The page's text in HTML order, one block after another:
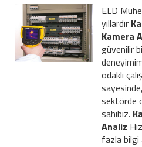
ELD
yıllardır
Kamera
güvenilir
odaklı
sektörde
sahibiz.
Analiz
fazla